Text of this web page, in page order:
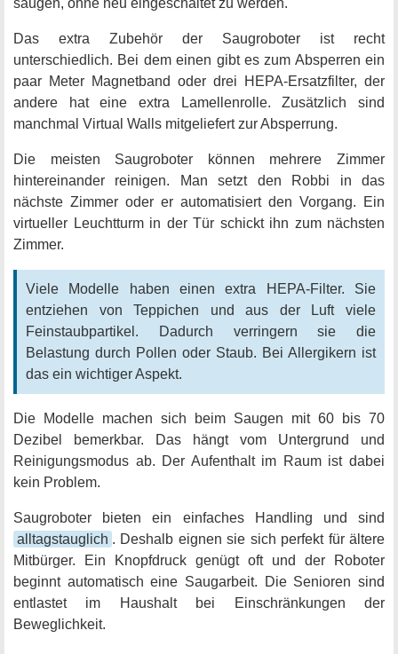
Das extra Zubehör der Saugroboter ist recht
unterschiedlich. Bei dem einen gibt es zum Absperren ein
paar Meter Magnetband oder drei HEPA-Ersatzfilter, der
andere hat eine extra Lamellenrolle. Zusätzlich sind
manchmal Virtual Walls mitgeliefert zur Absperrung.
Die meisten Saugroboter können mehrere Zimmer
hintereinander reinigen. Man setzt den Robbi in das
nächste Zimmer oder er automatisiert den Vorgang. Ein
virtueller Leuchtturm in der Tür schickt ihn zum nächsten
Zimmer.
Viele Modelle haben einen extra HEPA-Filter. Sie
entziehen von Teppichen und aus der Luft viele
Feinstaubpartikel. Dadurch verringern sie die
Belastung durch Pollen oder Staub. Bei Allergikern ist
das ein wichtiger Aspekt.
Die Modelle machen sich beim Saugen mit 60 bis 70
Dezibel bemerkbar. Das hängt vom Untergrund und
Reinigungsmodus ab. Der Aufenthalt im Raum ist dabei
kein Problem.
Saugroboter bieten ein einfaches Handling und sind
alltagstauglich . Deshalb eignen sie sich perfekt für ältere
Mitbürger. Ein Knopfdruck genügt oft und der Roboter
beginnt automatisch eine Saugarbeit. Die Senioren sind
entlastet im Haushalt bei Einschränkungen der
Beweglichkeit.